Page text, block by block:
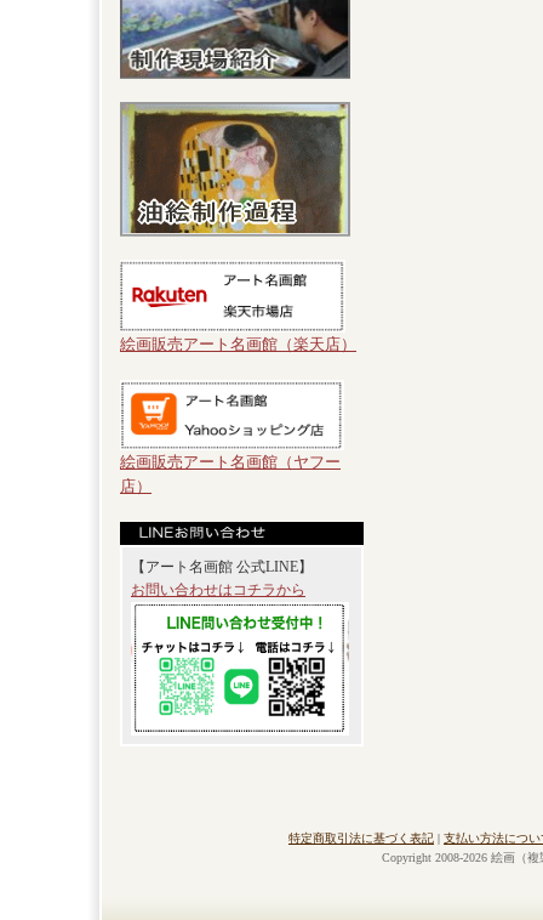
絵画販売アート名画館（楽天店）
絵画販売アート名画館（ヤフー
店）
【アート名画館 公式LINE】
お問い合わせはコチラから
特定商取引法に基づく表記 | 支払い方法につい
Copyright 2008-2026 絵画（